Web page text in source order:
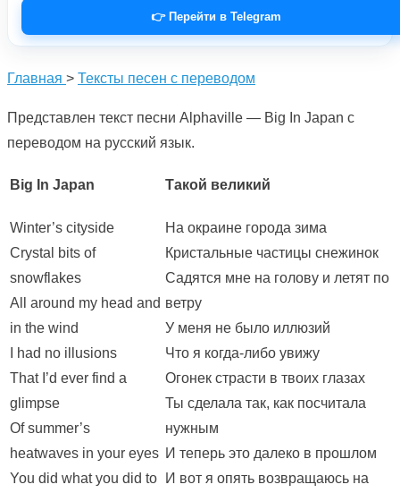
👉 Перейти в Telegram
Главная > Тексты песен с переводом
Представлен текст песни Alphaville — Big In Japan с
переводом на русский язык.
Big In Japan Такой великий
Winter’s cityside
Crystal bits of
snowflakes
All around my head and
in the wind
I had no illusions
That I’d ever find a
glimpse
Of summer’s
heatwaves in your eyes
You did what you did to
На окраине города зима
Кристальные частицы снежинок
Садятся мне на голову и летят по
ветру
У меня не было иллюзий
Что я когда-либо увижу
Огонек страсти в твоих глазах
Ты сделала так, как посчитала
нужным
И теперь это далеко в прошлом
И вот я опять возвращаюсь на